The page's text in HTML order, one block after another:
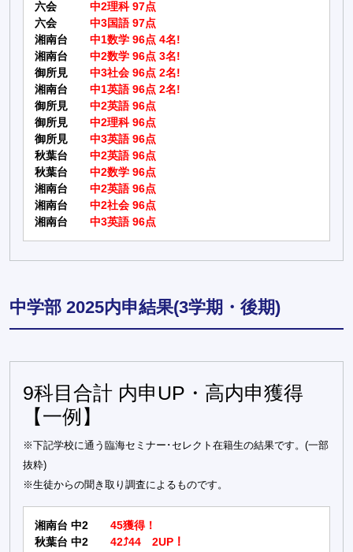
六会
中2理科 97点
六会
中3国語 97点
湘南台
中1数学 96点 4名!
湘南台
中2数学 96点 3名!
御所見
中3社会 96点 2名!
湘南台
中1英語 96点 2名!
御所見
中2英語 96点
御所見
中2理科 96点
御所見
中3英語 96点
秋葉台
中2英語 96点
秋葉台
中2数学 96点
湘南台
中2英語 96点
湘南台
中2社会 96点
湘南台
中3英語 96点
中学部 2025内申結果(3学期・後期)
9科目合計 内申UP・高内申獲得
【一例】
※下記学校に通う臨海セミナー･セレクト在籍生の結果です。(一部
抜粋)
※生徒からの聞き取り調査によるものです。
湘南台 中2
45獲得！
秋葉台 中2
42⤴44 2UP！